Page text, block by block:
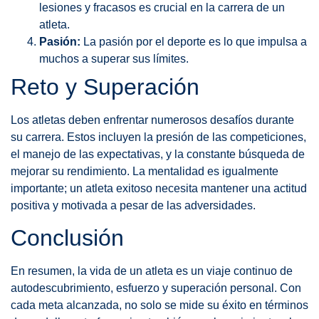
lesiones y fracasos es crucial en la carrera de un
atleta.
Pasión: La pasión por el deporte es lo que impulsa a
muchos a superar sus límites.
Reto y Superación
Los atletas deben enfrentar numerosos desafíos durante
su carrera. Estos incluyen la presión de las competiciones,
el manejo de las expectativas, y la constante búsqueda de
mejorar su rendimiento. La mentalidad es igualmente
importante; un atleta exitoso necesita mantener una actitud
positiva y motivada a pesar de las adversidades.
Conclusión
En resumen, la vida de un atleta es un viaje continuo de
autodescubrimiento, esfuerzo y superación personal. Con
cada meta alcanzada, no solo se mide su éxito en términos